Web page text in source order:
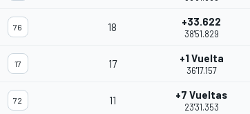
76 18 +33.622
38'51.829
17 17 +1 Vuelta
36'17.157
72 11 +7 Vueltas
23'31.353